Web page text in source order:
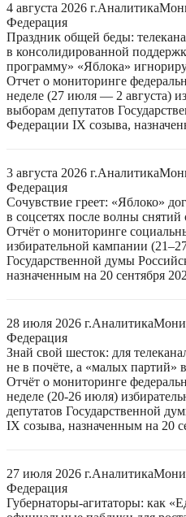
4 августа 2026 г.Аналитика
Федерация
Праздник общей беды:
в консолидированной
программу» «Яблока»
Отчет о мониторинге
неделе (27 июля — 2 августа)
выборам депутатов
Федерации IX созыва,
3 августа 2026 г.Аналитика
Федерация
Сочувствие греет: «Яблоко»
в соцсетях после волны
Отчёт о мониторинге
избирательной кампании
Государственной думы
назначенным на 20 сентября
28 июля 2026 г.Аналитика
Федерация
Знай свой шесток: для
не в почёте, а «малых партий»
Отчёт о мониторинге
неделе (20-26 июля)
депутатов Государственной
IX созыва, назначенным на 20
27 июля 2026 г.Аналитика
Федерация
Губернаторы-агитаторы: как